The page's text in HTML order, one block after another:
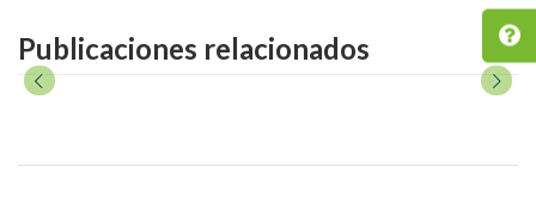
Publicaciones relacionados